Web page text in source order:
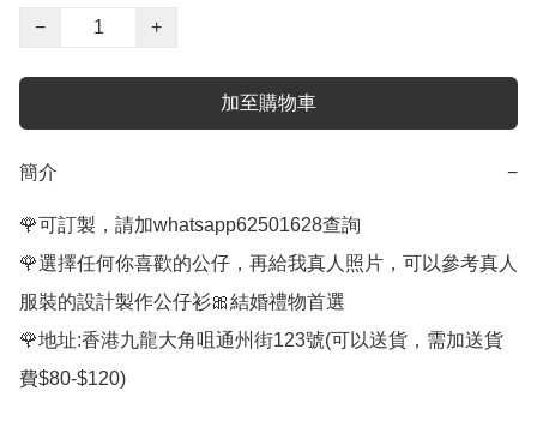
−
+
加至購物車
簡介 −
🌹可訂製，請加whatsapp62501628查詢
🌹選擇任何你喜歡的公仔，再給我真人照片，可以參考真人
服裝的設計製作公仔衫🎀結婚禮物首選
🌹地址:香港九龍大角咀通州街123號(可以送貨，需加送貨
費$80-$120)